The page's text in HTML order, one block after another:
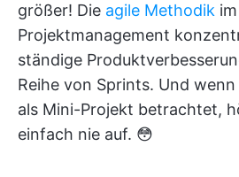
größer! Die agile Methodik im
Projektmanagement
ständige
Reihe von Sprints. Und
als Mini-Projekt betrachtet,
einfach nie auf. 😳